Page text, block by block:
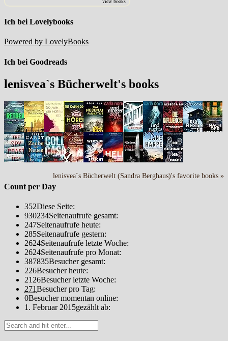
Ich bei Lovelybooks
Powered by LovelyBooks
Ich bei Goodreads
lenisvea`s Bücherwelt's books
lenisvea`s Bücherwelt (Sandra Berghaus)'s favorite books »
Count per Day
352Diese Seite:
930234Seitenaufrufe gesamt:
247Seitenaufrufe heute:
285Seitenaufrufe gestern:
2624Seitenaufrufe letzte Woche:
2624Seitenaufrufe pro Monat:
387835Besucher gesamt:
226Besucher heute:
2126Besucher letzte Woche:
271Besucher pro Tag:
0Besucher momentan online:
1. Februar 2015gezählt ab: